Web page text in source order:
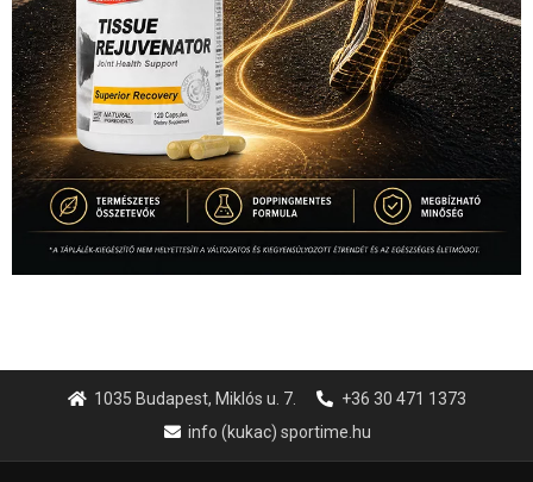
1035 Budapest, Miklós u. 7.
+36 30 471 1373
info (kukac) sportime.hu